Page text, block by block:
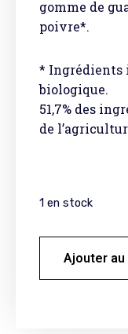
gomme de
poivre*.
* Ingrédients
biologique.
51,7% des
de
1 en stock
Ajouter au